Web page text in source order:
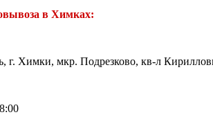
в Химках:
г. Химки, мкр. Подрезково, кв-л